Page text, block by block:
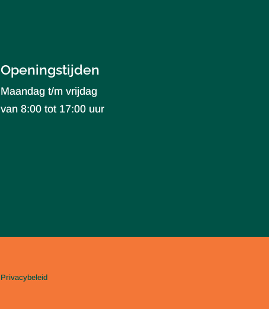
Openingstijden
Maandag t/m vrijdag
van 8:00 tot 17:00 uur
Privacybeleid